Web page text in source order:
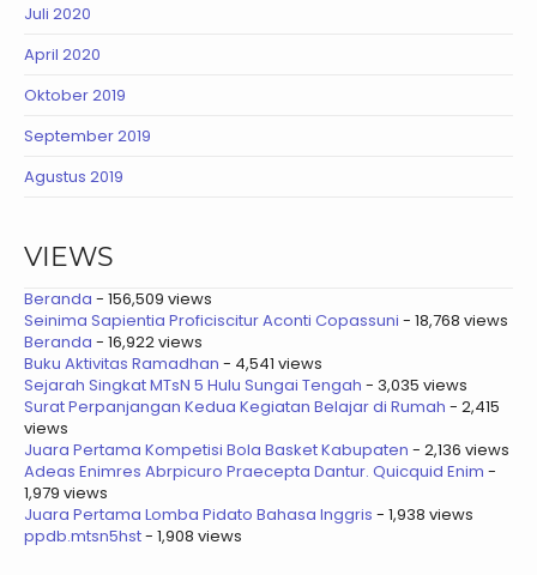
Juli 2020
April 2020
Oktober 2019
September 2019
Agustus 2019
VIEWS
Beranda - 156,509 views
Seinima Sapientia Proficiscitur Aconti Copassuni - 18,768 views
Beranda - 16,922 views
Buku Aktivitas Ramadhan - 4,541 views
Sejarah Singkat MTsN 5 Hulu Sungai Tengah - 3,035 views
Surat Perpanjangan Kedua Kegiatan Belajar di Rumah - 2,415
views
Juara Pertama Kompetisi Bola Basket Kabupaten - 2,136 views
Adeas Enimres Abrpicuro Praecepta Dantur. Quicquid Enim -
1,979 views
Juara Pertama Lomba Pidato Bahasa Inggris - 1,938 views
ppdb.mtsn5hst- 1,908 views